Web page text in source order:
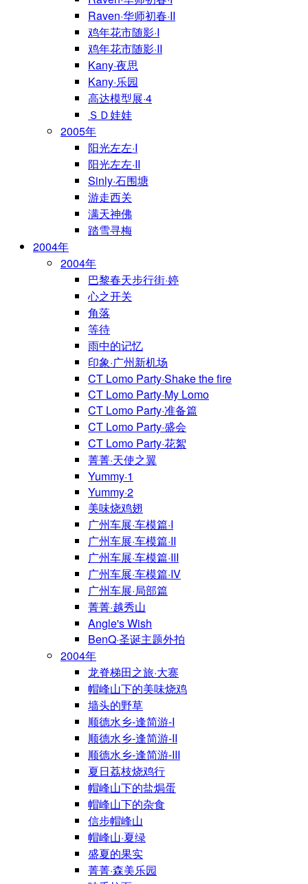
Raven·华师初春·II
鸡年花市随影·I
鸡年花市随影·II
Kany·夜思
Kany·乐园
高达模型展·4
ＳＤ娃娃
2005年
阳光左左·I
阳光左左·II
Sinly·石围塘
游走西关
满天神佛
踏雪寻梅
2004年
2004年
巴黎春天步行街·婷
心之开关
角落
等待
雨中的记忆
印象·广州新机场
CT Lomo Party·Shake the fire
CT Lomo Party·My Lomo
CT Lomo Party·准备篇
CT Lomo Party·盛会
CT Lomo Party·花絮
菁菁·天使之翼
Yummy·1
Yummy·2
美味烧鸡翅
广州车展·车模篇·I
广州车展·车模篇·II
广州车展·车模篇·III
广州车展·车模篇·IV
广州车展·局部篇
菁菁·越秀山
Angle's Wish
BenQ·圣诞主题外拍
2004年
龙脊梯田之旅·大寨
帽峰山下的美味烧鸡
墙头的野草
顺德水乡-逢简游-I
顺德水乡-逢简游-II
顺德水乡-逢简游-III
夏日荔枝烧鸡行
帽峰山下的盐焗蛋
帽峰山下的杂食
信步帽峰山
帽峰山·夏绿
盛夏的果实
菁菁·森美乐园